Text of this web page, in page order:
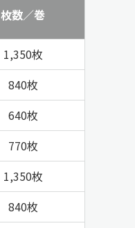
枚数／巻
1,350枚
840枚
640枚
770枚
1,350枚
840枚